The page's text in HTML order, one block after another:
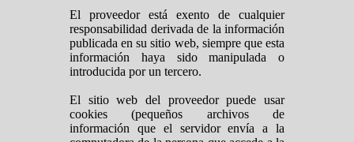
El proveedor está exento de cualquier
responsabilidad derivada de la información
publicada en su sitio web, siempre que esta
información haya sido manipulada o
introducida por un tercero.
El sitio web del proveedor puede usar
cookies (pequeños archivos de
información que el servidor envía a la